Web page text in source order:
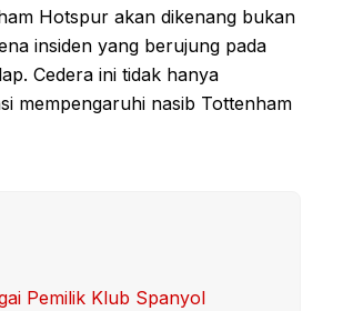
Hotspur akan dikenang bukan
insiden yang berujung pada
Cedera ini tidak hanya
mempengaruhi nasib Tottenham
Pemilik Klub Spanyol